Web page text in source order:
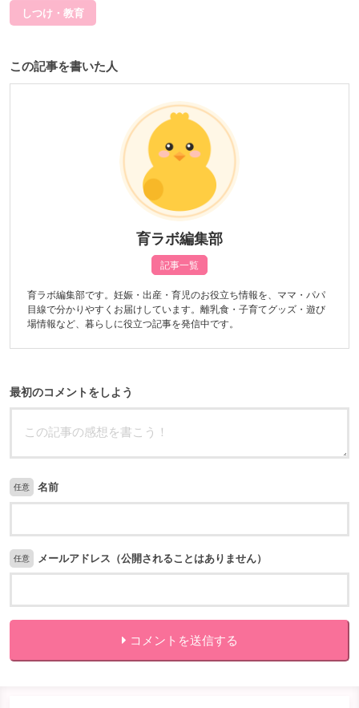
しつけ・教育
この記事を書いた人
育ラボ編集部
記事一覧
育ラボ編集部です。妊娠・出産・育児のお役立ち情報を、ママ・パパ
目線で分かりやすくお届けしています。離乳食・子育てグッズ・遊び
場情報など、暮らしに役立つ記事を発信中です。
最初のコメントをしよう
任意 名前
任意 メールアドレス（公開されることはありません）
コメントを送信する